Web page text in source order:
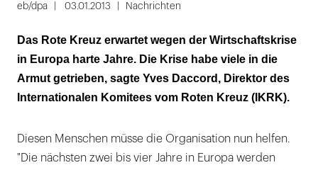
eb/dpa 03.01.2013 Nachrichten
Das Rote Kreuz erwartet wegen der Wirtschaftskrise
in Europa harte Jahre. Die Krise habe viele in die
Armut getrieben, sagte Yves Daccord, Direktor des
Internationalen Komitees vom Roten Kreuz (IKRK).
Diesen Menschen müsse die Organisation nun helfen.
"Die nächsten zwei bis vier Jahre in Europa werden